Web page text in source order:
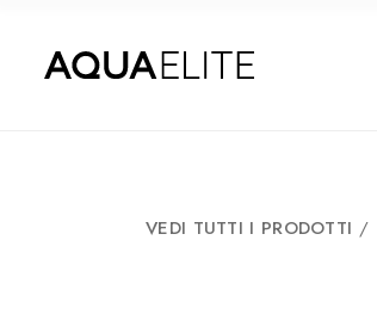
VEDI TUTTI I PRODOTTI /